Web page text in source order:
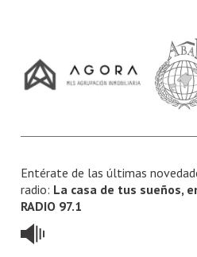
Entérate de las últimas
radio: La casa de tus sueños,
RADIO 97.1